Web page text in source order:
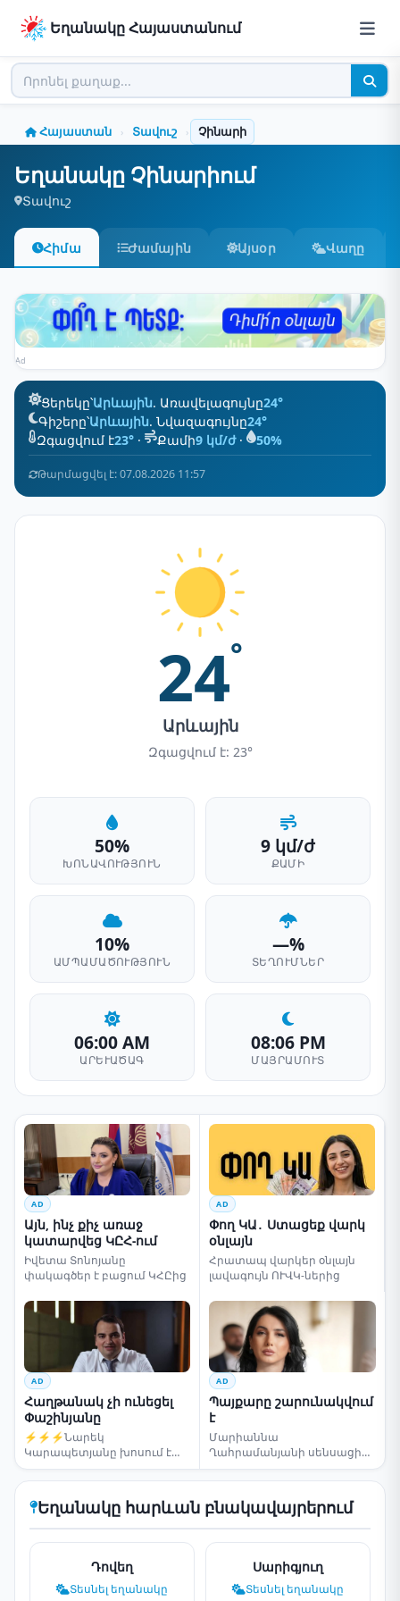
Եղանակը Հայաստանում
Հայաստան › Տավուշ › Չինարի
Եղանակը Չինարիում
Տավուշ
Հիմա Ժամային Այսօր Վաղը
Ad
Ցերեկը՝Արևային. Առավելագույնը24°
Գիշերը՝Արևային. Նվազագույնը24°
Զգացվում է23° · Քամի9 կմ/ժ· 50%
Թարմացվել է: 07.08.2026 11:57
24°
Արևային
Զգացվում է: 23°
50%
ԽՈՆԱՎՈՒԹՅՈՒՆ
9 կմ/ժ
ՔԱՄԻ
10%
ԱՄՊԱՄԱԾՈՒԹՅՈՒՆ
—%
ՏԵՂՈՒՄՆԵՐ
06:00 AM
ԱՐԵՒԱԾԱԳ
08:06 PM
ՄԱՅՐԱՄՈՒՏ
AD
Այն, ինչ քիչ առաջ
կատարվեց ԿԸՀ-ում
Իվետա Տոնոյանը
փակագծեր է բացում ԿՀԸից
AD
Փող ԿԱ․ Ստացեք վարկ
օնլայն
Հրատապ վարկեր օնլայն
լավագույն ՈՒՎԿ-ներից
AD
Հաղթանակ չի ունեցել
Փաշինյանը
⚡⚡⚡Նարեկ
Կարապետյանը խոսում է
ընտրությունների մասին
AD
Պայքարը շարունակվում
է
Մարիաննա
Ղահրամանյանի սենսացիոն
կոչը
Եղանակը հարևան բնակավայրերում
Դովեղ
Տեսնել եղանակը
Սարիգյուղ
Տեսնել եղանակը